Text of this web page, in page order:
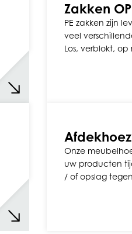
Zakken
PE zakken zijn
veel
Los, verblokt,
Onze
uw producten
/ of opslag